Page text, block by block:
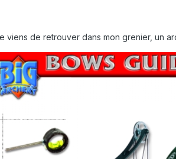
viens de retrouver dans mon grenier, un